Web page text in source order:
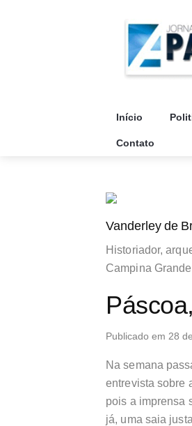
Início
Contato
Vanderley de
Historiador,
Campina
Publicado em 28
Na semana
entrevista sobre
pois a imprensa
já, uma saia